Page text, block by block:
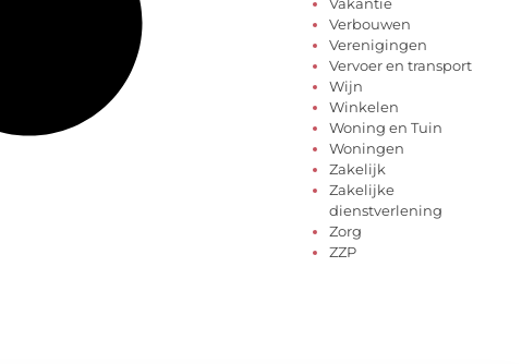
Verbouwen
Verenigingen
Vervoer en transport
Wijn
Winkelen
Woning en Tuin
Woningen
Zakelijk
Zakelijke
dienstverlening
Zorg
ZZP